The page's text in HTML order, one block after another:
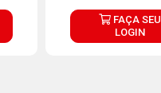
FAÇA SEU
LOGIN